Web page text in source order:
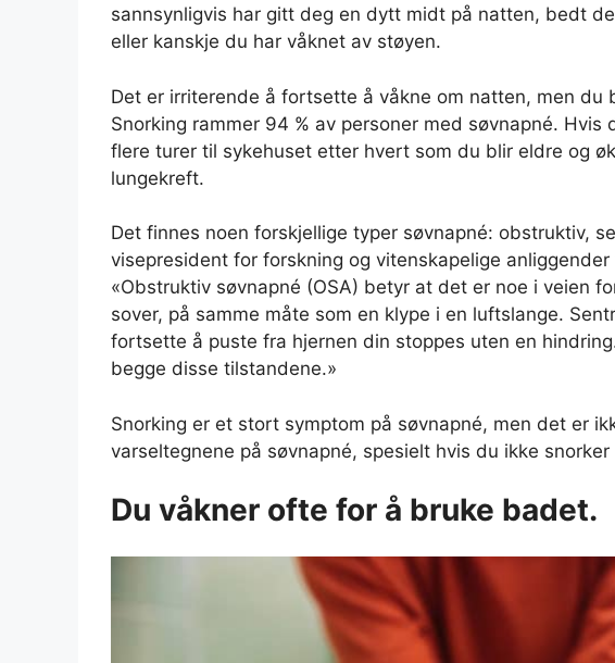
sannsynligvis har gitt deg en dytt midt på natten, bedt
eller kanskje du har våknet av støyen.
Det er irriterende å fortsette å våkne om natten, men
Snorking rammer 94 % av personer med søvnapné.
flere turer til sykehuset etter hvert som du blir eldre og
lungekreft.
Det finnes noen forskjellige typer søvnapné: obstruktiv,
visepresident for forskning og vitenskapelige
«Obstruktiv søvnapné (OSA) betyr at det er noe i veien
sover, på samme måte som en klype i en luftslange.
fortsette å puste fra hjernen din stoppes uten en
begge disse tilstandene.»
Snorking er et stort symptom på søvnapné, men det er
varseltegnene på søvnapné, spesielt hvis du ikke
Du våkner ofte for å bruke badet.